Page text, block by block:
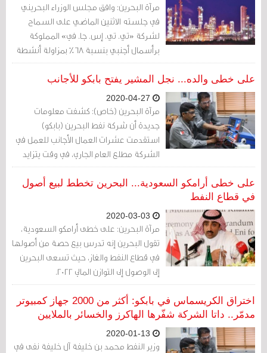
مرآة البحرين: وافق مجلس الوزراء البحريني
في جلسته الاثنين الماضي على السماح
لشركة «تي. تي. إس. جا. في» المملوكة
برأسمال أجنبي بنسبة 68% بمزاولة أنشطة
الخدمة المتصلة بالنقل المائي لخدمة
مشروع تحديث مصفاة شركة نفط البحرين
«بابكو».
على خطى والده... نجل المشير يفتح بابكو للأجانب
مرآة البحرين (خاص): كشفت معلومات
جديدة أن شركة نفط البحرين (بابكو)
استقدمت عشرات العمال الأجانب للعمل في
الشركة مطلع العام الجاري، في وقت يتزايد
فيه أعداد العاطلين في البلاد.
على خطى أرامكو السعودية... البحرين تخطط لبيع أصول
في قطاع النفط
مرآة البحرين: على خطى أرامكو السعودية،
تقول البحرين إنه تدرس بيع حصة من أصولها
في قطاع النفط والغاز، حيث تسعى البحرين
إلى الوصول إلى التوازن المالي 2022.
اختراق الكريسماس في بابكو: أكثر من 2000 جهاز كمبيوتر
مدمّر.. داتا الشركة شفّرها الهاكرز والخسائر بالملايين
وزير النفط محمد بن خليفة آل خليفة نفى في